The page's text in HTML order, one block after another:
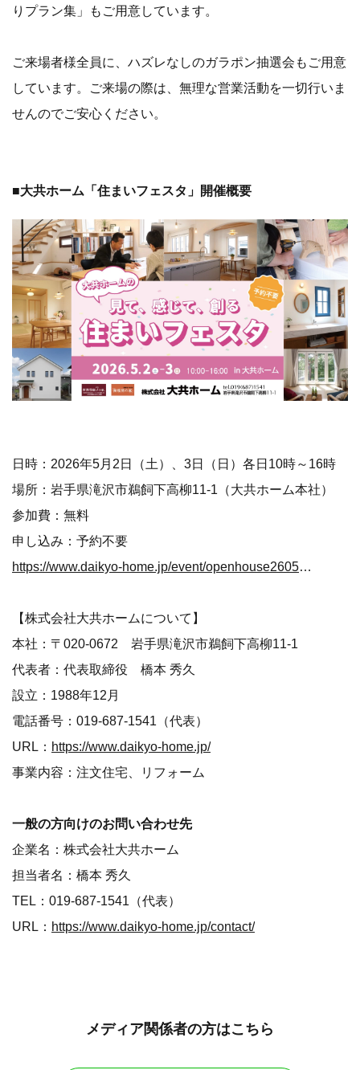
りプラン集」もご用意しています。
ご来場者様全員に、ハズレなしのガラポン抽選会もご用意
しています。ご来場の際は、無理な営業活動を一切行いま
せんのでご安心ください。
■大共ホーム「住まいフェスタ」開催概要
日時：2026年5月2日（土）、3日（日）各日10時～16時
場所：岩手県滝沢市鵜飼下高柳11-1（大共ホーム本社）
参加費：無料
申し込み：予約不要
https://www.daikyo-home.jp/event/openhouse260502/?utm_source=digima&utm_medium=valuepress&utm_campaign=valuepress_26May01_0417&utm_id=20260502
【株式会社大共ホームについて】
本社：〒020-0672 岩手県滝沢市鵜飼下高柳11-1
代表者：代表取締役 橋本 秀久
設立：1988年12月
電話番号：019-687-1541（代表）
URL： https://www.daikyo-home.jp/
事業内容：注文住宅、リフォーム
一般の方向けのお問い合わせ先
企業名：株式会社大共ホーム
担当者名：橋本 秀久
TEL：019-687-1541（代表）
URL： https://www.daikyo-home.jp/contact/
メディア関係者の方はこちら